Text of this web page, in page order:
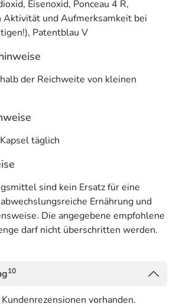
Eisenoxid, Ponceau 4 R,
Aktivität und Aufmerksamkeit bei
Patentblau V
der Reichweite von kleinen
täglich
sind kein Ersatz für eine
Ernährung und
Die angegebene empfohlene
darf nicht überschritten werden.
10
vorhanden.